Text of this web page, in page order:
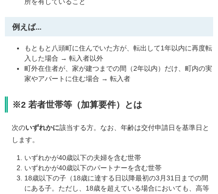
所を有していること
例えば...
もともと八頭町に住んでいた方が、転出して1年以内に再度転
入した場合 → 転入者以外
町外在住者が、家が建つまでの間（2年以内）だけ、町内の実
家やアパートに住む場合 → 転入者
※2 若者世帯等（加算要件）とは
次のいずれかに該当する方。なお、年齢は交付申請日を基準日と
します。
いずれかが40歳以下の夫婦を含む世帯
いずれかが40歳以下のパートナーを含む世帯
18歳以下の子（18歳に達する日以降最初の3月31日までの間
にある子。ただし、18歳を超えている場合においても、高等